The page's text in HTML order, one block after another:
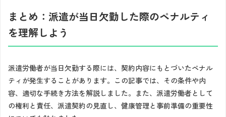
まとめ：派遣が当日欠勤した際のペナルティ
を理解しよう
派遣労働者が当日欠勤する際には、契約内容にもとづいたペナル
ティが発生することがあります。この記事では、その条件や内
容、適切な手続き方法を解説しました。また、派遣労働者として
の権利と責任、派遣契約の見直し、健康管理と事前準備の重要性